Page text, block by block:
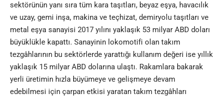
sektörünün yanı sıra tüm kara taşıtları, beyaz eşya, havacılık
ve uzay, gemi inşa, makina ve teçhizat, demiryolu taşıtları ve
metal eşya sanayisi 2017 yılını yaklaşık 53 milyar ABD doları
büyüklükle kapattı. Sanayinin lokomotifi olan takım
tezgâhlarının bu sektörlerde yarattığı kullanım değeri ise yıllık
yaklaşık 15 milyar ABD dolarına ulaştı. Rakamlara bakarak
yerli üretimin hızla büyümeye ve gelişmeye devam
edebilmesi için çarpan etkisi yaratan takım tezgâhları